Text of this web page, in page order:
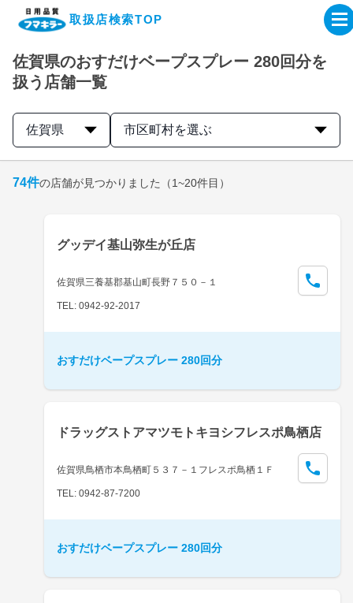
取扱店検索TOP
企業・IR情報サイト
製品情報サイト
取扱店検索はこちら
佐賀県のおすだけベープスプレー 280回分を
扱う店舗一覧
佐賀県 市区町村を選ぶ
74件の店舗が見つかりました （1~20件目）
グッデイ基山弥生が丘店
佐賀県三養基郡基山町長野７５０－１
TEL: 0942-92-2017
おすだけベープスプレー 280回分
ドラッグストアマツモトキヨシフレスポ鳥栖店
佐賀県鳥栖市本鳥栖町５３７－１フレスポ鳥栖１Ｆ
TEL: 0942-87-7200
おすだけベープスプレー 280回分